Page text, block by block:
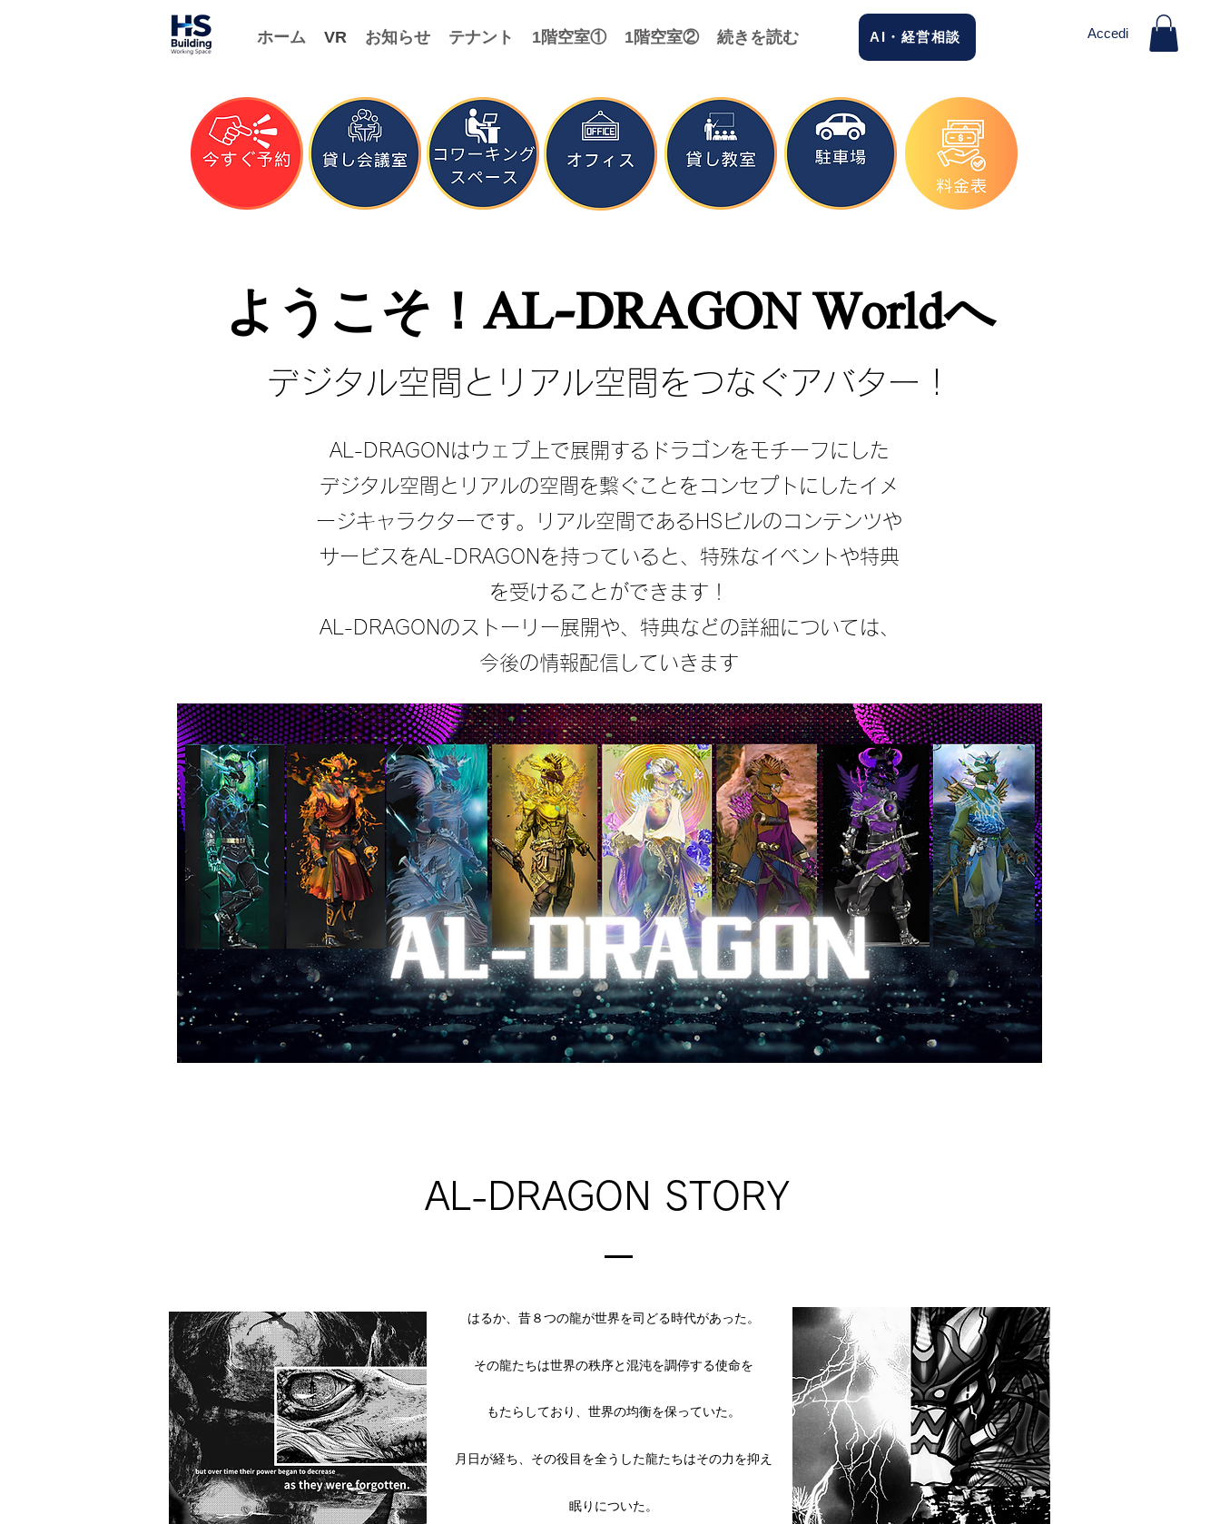
ホーム VR お知らせ テナント 1階空室① 1階空室② 続きを読む AI・経営相談 Accedi
​ようこそ！AL-DRAGON Worldへ
デジタル空間とリアル空間をつなぐアバター！
AL-DRAGONはウェブ上で展開するドラゴンをモチーフにした
​デジタル空間とリアルの空間を繋ぐことをコンセプトにしたイメ
ージキャラクターです。リアル空間であるHSビルのコンテンツや
サービスをAL-DRAGONを持っていると、特殊なイベントや特典
を受けることができます！
AL-DRAGONのストーリー展開や、特典などの詳細については、
今後の情報配信していきます
AL-DRAGON STORY
はるか、昔８つの龍が世界を司どる時代があった。
その龍たちは世界の秩序と混沌を調停する使命を
もたらしており、世界の均衡を保っていた。
月日が経ち、その役目を全うした龍たちはその力を抑え
眠りについた。